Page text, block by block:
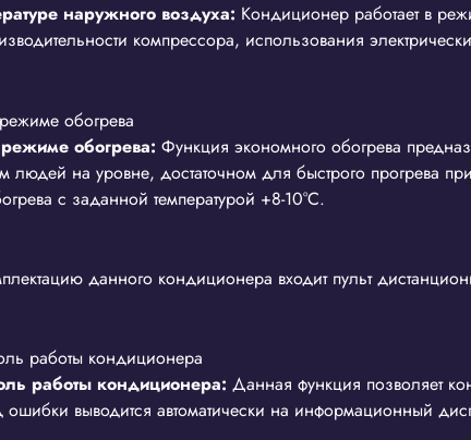
наружного воздуха: Кондиционер работает в
компрессора, использования
обогрева: Функция экономного обогрева
людей на уровне, достаточном для быстрого
с заданной температурой +8-10°С.
данного кондиционера входит пульт
работы кондиционера: Данная функция позволяет
выводится автоматически на информационный